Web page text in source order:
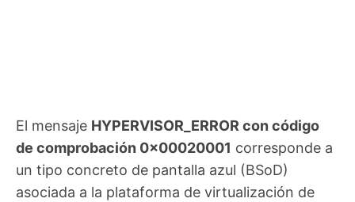
El mensaje HYPERVISOR_ERROR con código
de comprobación 0x00020001 corresponde a
un tipo concreto de pantalla azul (BSoD)
asociada a la plataforma de virtualización de